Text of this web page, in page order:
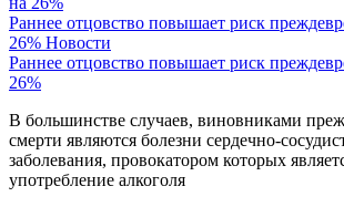
Раннее отцовство повышает риск
26% Новости
Раннее отцовство повышает риск
26%
В большинстве случаев, виновниками
смерти являются болезни сердечно-
заболевания, провокатором которых
употребление алкоголя